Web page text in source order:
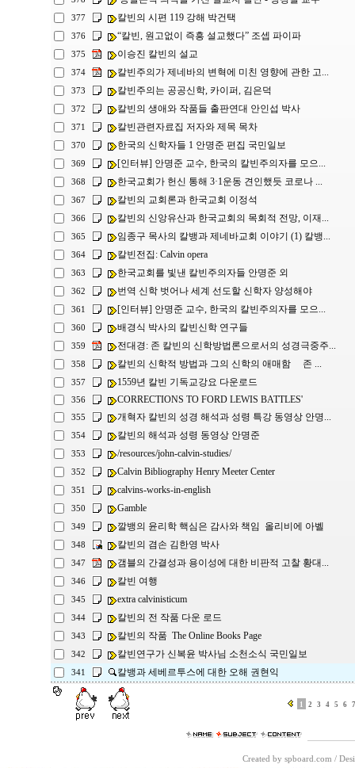
377 칼빈의 시편 119 강해 박건택
376 “칼빈, 원고없이 즉흥 설교했다” 조셉 파이파
375 이승진 칼빈의 설교
374 칼빈주의가 제네바의 변혁에 미친 영향에 관한 고...
373 칼빈주의는 공공신학, 카이퍼, 김은덕
372 칼빈의 생애와 작품들 출판연대 안인섭 박사
371 칼빈관련자료집 저자와 제목 목차
370 한국의 신학자들 1 안명준 편집 국민일보
369 [인터뷰] 안명준 교수, 한국의 칼빈주의자를 모으...
368 한국교회가 헌신 통해 3·1운동 견인했듯 코로나 ...
367 칼빈의 교회론과 한국교회 이정석
366 칼빈의 신앙유산과 한국교회의 목회적 전망, 이재...
365 임종구 목사의 칼뱅과 제네바교회 이야기 (1) 칼뱅...
364 칼빈전집: Calvin opera
363 한국교회를 빛낸 칼빈주의자들 안명준 외
362 번역 신학 벗어나 세계 선도할 신학자 양성해야
361 [인터뷰] 안명준 교수, 한국의 칼빈주의자를 모으...
360 배경식 박사의 칼빈신학 연구들
359 전대경: 존 칼빈의 신학방법론으로서의 성경극중주...
358 칼빈의 신학적 방법과 그의 신학의 애매함 존 ...
357 1559년 칼빈 기독교강요 다운로드
356 CORRECTIONS TO FORD LEWIS BATTLES'
355 개혁자 칼빈의 성경 해석과 성령 특강 동영상 안명...
354 칼빈의 해석과 성령 동영상 안명준
353 /resources/john-calvin-studies/
352 Calvin Bibliography Henry Meeter Center
351 calvins-works-in-english
350 Gamble
349 깔뱅의 윤리학 핵심은 감사와 책임 올리비에 아벨
348 칼빈의 겸손 김한영 박사
347 갬블의 간결성과 용이성에 대한 비판적 고찰 황대...
346 칼빈 여행
345 extra calvinisticum
344 칼빈의 전 작품 다운 로드
343 칼빈의 작품 The Online Books Page
342 칼빈연구가 신복윤 박사님 소천소식 국민일보
341 칼뱅과 세베르투스에 대한 오해 권현익
1 2 3 4 5 6 7
Created by spboard.com /